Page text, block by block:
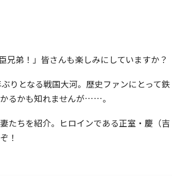
兄弟！」皆さんも楽しみにしていますか？
りとなる戦国大河。歴史ファンにとって鉄
るかも知れませんが……。
たちを紹介。ヒロインである正室・慶（吉
！